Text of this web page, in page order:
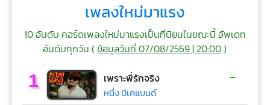
เพลงใหม่มาแรง
10 อันดับ คอร์ดเพลงใหม่มาแรงเป็นที่นิยมในขณะนี้ อัพเดท
อันดับทุกวัน (ข้อมูลวันที่ 07/08/2569 | 20:00)
1 เพราะพี่รักจริง
หนึ่ง บีเคแบนด์
-